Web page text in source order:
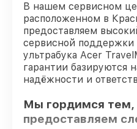
В нашем сервисном
расположенном в
предоставляем
сервисной поддержки
ультрабука Acer
гарантии базируются
надёжности и
Мы гордимся тем,
предоставляем